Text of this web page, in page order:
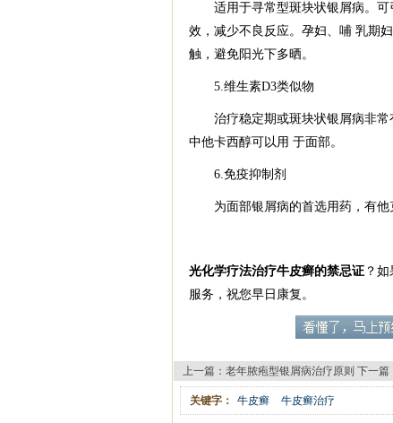
适用于寻常型斑块状银屑病。可
效，减少不良反应。孕妇、哺 乳期
触，避免阳光下多晒。
5.维生素D3类似物
治疗稳定期或斑块状银屑病非常
中他卡西醇可以用 于面部。
6.免疫抑制剂
为面部银屑病的首选用药，有他
光化学疗法治疗牛皮癣的禁忌证 ？
服务，祝您早日康复。
上一篇： 老年脓疱型银屑病治疗原则 下一篇
关键字： 牛皮癣 牛皮癣治疗